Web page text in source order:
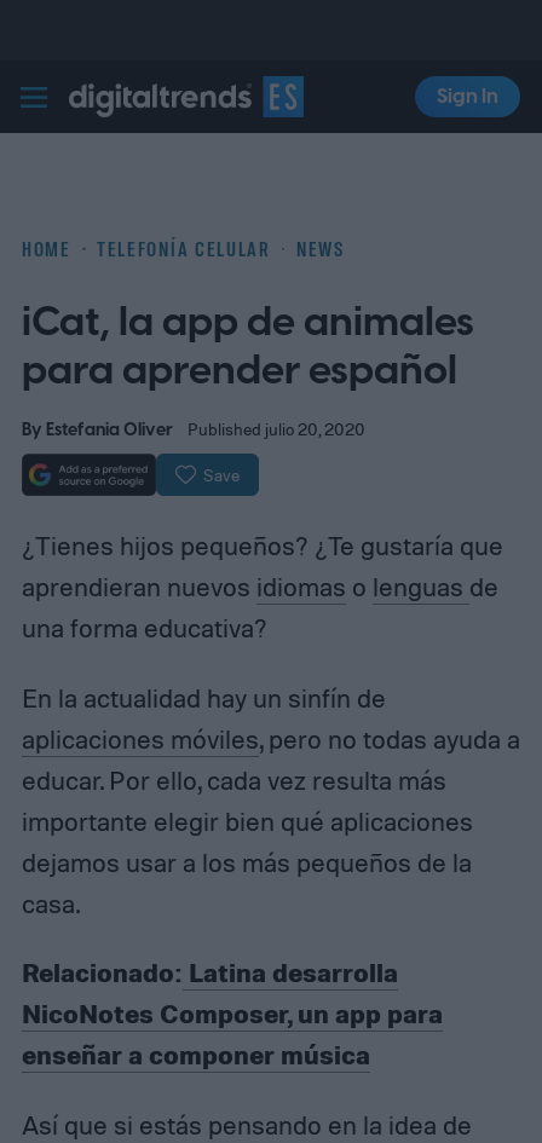
Digital Trends Español
Sign In
HOME TELEFONÍA CELULAR NEWS
iCat, la app de animales
para aprender español
By Estefania Oliver Published julio 20, 2020
Save
¿Tienes hijos pequeños? ¿Te gustaría que
aprendieran nuevos idiomas o lenguas de
una forma educativa?
En la actualidad hay un sinfín de
aplicaciones móviles, pero no todas ayuda a
educar. Por ello, cada vez resulta más
importante elegir bien qué aplicaciones
dejamos usar a los más pequeños de la
casa.
Relacionado: Latina desarrolla
NicoNotes Composer, un app para
enseñar a componer música
Así que si estás pensando en la idea de